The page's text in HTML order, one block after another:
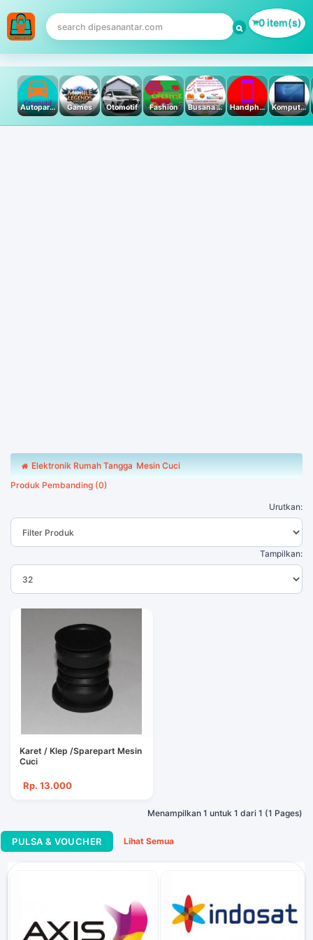
0 item(s)
Autoparts Games Otomotif Fashion Busana Muslim Handphone & Tablet Komputer PC & Laptop
Elektronik Rumah Tangga Mesin Cuci
Produk Pembanding (0)
Urutkan:
Tampilkan:
Karet / Klep /Sparepart Mesin
Cuci
Rp. 13.000
Menampilkan 1 untuk 1 dari 1 (1 Pages)
PULSA & VOUCHER Lihat Semua